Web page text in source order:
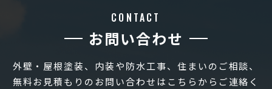
CONTACT
お問い合わせ
外壁・屋根塗装、内装や防水工事、住まいのご相談、
無料お見積もりのお問い合わせはこちらからご連絡く